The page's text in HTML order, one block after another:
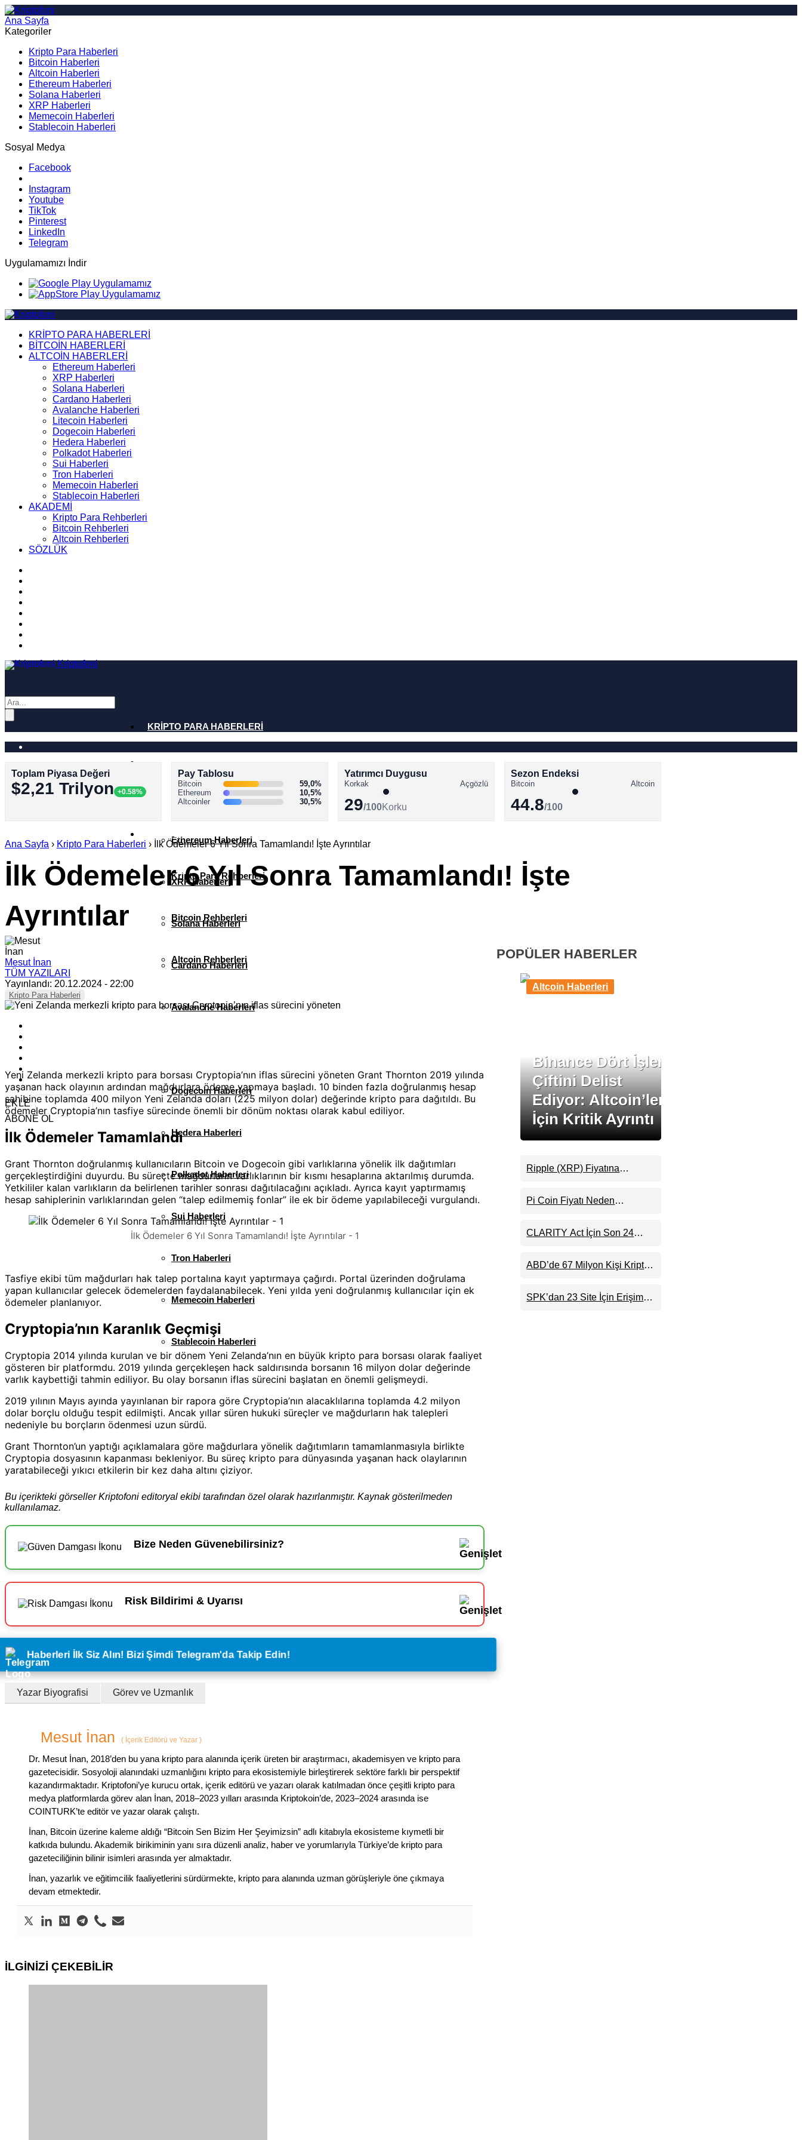
Ana Sayfa
Kategoriler
Kripto Para Haberleri
Bitcoin Haberleri
Altcoin Haberleri
Ethereum Haberleri
Solana Haberleri
XRP Haberleri
Memecoin Haberleri
Stablecoin Haberleri
Sosyal Medya
Facebook
Instagram
Youtube
TikTok
Pinterest
LinkedIn
Telegram
Uygulamamızı İndir
KRİPTO PARA HABERLERİ
BİTCOİN HABERLERİ
ALTCOİN HABERLERİ
Ethereum Haberleri
XRP Haberleri
Solana Haberleri
Cardano Haberleri
Avalanche Haberleri
Litecoin Haberleri
Dogecoin Haberleri
Hedera Haberleri
Polkadot Haberleri
Sui Haberleri
Tron Haberleri
Memecoin Haberleri
Stablecoin Haberleri
AKADEMİ
Kripto Para Rehberleri
Bitcoin Rehberleri
Altcoin Rehberleri
SÖZLÜK
Kriptofoni
KRİPTO PARA HABERLERİ
ALTCOİN HABERLERİ
Ethereum Haberleri
XRP Haberleri
Solana Haberleri
Cardano Haberleri
Avalanche Haberleri
Dogecoin Haberleri
Hedera Haberleri
Polkadot Haberleri
Sui Haberleri
Tron Haberleri
Memecoin Haberleri
Stablecoin Haberleri
Kripto Para Rehberleri
Bitcoin Rehberleri
Altcoin Rehberleri
SÖZLÜK
Toplam Piyasa Değeri
$2,21 Trilyon +0.58%
Pay Tablosu
Bitcoin
59,0%
Ethereum
10,5%
Altcoinler
30,5%
Yatırımcı Duygusu
Korkak Açgözlü
29/100Korku
Sezon Endeksi
Bitcoin Altcoin
44.8/100
Ana Sayfa › Kripto Para Haberleri › İlk Ödemeler 6 Yıl Sonra Tamamlandı! İşte Ayrıntılar
İlk Ödemeler 6 Yıl Sonra Tamamlandı! İşte
Ayrıntılar
Mesut İnan
TÜM YAZILARI
Yayınlandı: 20.12.2024 - 22:00
Kripto Para Haberleri
EKLE
ABONE OL
Yeni Zelanda merkezli kripto para borsası Cryptopia’nın iflas sürecini yöneten Grant Thornton 2019 yılında
yaşanan hack olayının ardından mağdurlara ödeme yapmaya başladı. 10 binden fazla doğrulanmış hesap
sahibine toplamda 400 milyon Yeni Zelanda doları (225 milyon dolar) değerinde kripto para dağıtıldı. Bu
ödemeler Cryptopia’nın tasfiye sürecinde önemli bir dönüm noktası olarak kabul ediliyor.
İlk Ödemeler Tamamlandı
Grant Thornton doğrulanmış kullanıcıların Bitcoin ve Dogecoin gibi varlıklarına yönelik ilk dağıtımları
gerçekleştirdiğini duyurdu. Bu süreçte mağdurların varlıklarının bir kısmı hesaplarına aktarılmış durumda.
Yetkililer kalan varlıkların da belirlenen tarihler sonrası dağıtılacağını açıkladı. Ayrıca kayıt yaptırmamış
hesap sahiplerinin varlıklarından gelen “talep edilmemiş fonlar” ile ek bir ödeme yapılabileceği vurgulandı.
İlk Ödemeler 6 Yıl Sonra Tamamlandı! İşte Ayrıntılar - 1
Tasfiye ekibi tüm mağdurları hak talep portalına kayıt yaptırmaya çağırdı. Portal üzerinden doğrulama
yapan kullanıcılar gelecek ödemelerden faydalanabilecek. Yeni yılda yeni doğrulanmış kullanıcılar için ek
ödemeler planlanıyor.
Cryptopia’nın Karanlık Geçmişi
Cryptopia 2014 yılında kurulan ve bir dönem Yeni Zelanda’nın en büyük kripto para borsası olarak faaliyet
gösteren bir platformdu. 2019 yılında gerçekleşen hack saldırısında borsanın 16 milyon dolar değerinde
varlık kaybettiği tahmin ediliyor. Bu olay borsanın iflas sürecini başlatan en önemli gelişmeydi.
2019 yılının Mayıs ayında yayınlanan bir rapora göre Cryptopia’nın alacaklılarına toplamda 4.2 milyon
dolar borçlu olduğu tespit edilmişti. Ancak yıllar süren hukuki süreçler ve mağdurların hak talepleri
nedeniyle bu borçların ödenmesi uzun sürdü.
Grant Thornton’un yaptığı açıklamalara göre mağdurlara yönelik dağıtımların tamamlanmasıyla birlikte
Cryptopia dosyasının kapanması bekleniyor. Bu süreç kripto para dünyasında yaşanan hack olaylarının
yaratabileceği yıkıcı etkilerin bir kez daha altını çiziyor.
Bu içerikteki görseller Kriptofoni editoryal ekibi tarafından özel olarak hazırlanmıştır. Kaynak gösterilmeden
kullanılamaz.
Bize Neden Güvenebilirsiniz?
Risk Bildirimi & Uyarısı
Haberleri İlk Siz Alın! Bizi Şimdi Telegram'da Takip Edin!
Yazar Biyografisi Görev ve Uzmanlık
Mesut İnan ( İçerik Editörü ve Yazar )
Dr. Mesut İnan, 2018’den bu yana kripto para alanında içerik üreten bir araştırmacı, akademisyen ve kripto para
gazetecisidir. Sosyoloji alanındaki uzmanlığını kripto para ekosistemiyle birleştirerek sektöre farklı bir perspektif
kazandırmaktadır. Kriptofoni’ye kurucu ortak, içerik editörü ve yazarı olarak katılmadan önce çeşitli kripto para
medya platformlarda görev alan İnan, 2018–2023 yılları arasında Kriptokoin’de, 2023–2024 arasında ise
COINTURK’te editör ve yazar olarak çalıştı.
İnan, Bitcoin üzerine kaleme aldığı “Bitcoin Sen Bizim Her Şeyimizsin” adlı kitabıyla ekosisteme kıymetli bir
katkıda bulundu. Akademik birikiminin yanı sıra düzenli analiz, haber ve yorumlarıyla Türkiye’de kripto para
gazeteciliğinin bilinir isimleri arasında yer almaktadır.
İnan, yazarlık ve eğitimcilik faaliyetlerini sürdürmekte, kripto para alanında uzman görüşleriyle öne çıkmaya
devam etmektedir.
İLGİNİZİ ÇEKEBİLİR
POPÜLER HABERLER
Binance Dört İşlem
Çiftini Delist
Ediyor: Altcoin’ler
İçin Kritik Ayrıntı
Altcoin Haberleri
Ripple (XRP) Fiyatına
Evernorth’tan Dikkat Çeken
Pi Coin Fiyatı Neden
ve Güncelleme İyimserliği
CLARITY Act İçin Son 24
Kripto Para Piyasasının
ABD’de 67 Milyon Kişi Kripto
Algılar Yıkıldı” Mesajı
SPK’dan 23 Site İçin Erişim